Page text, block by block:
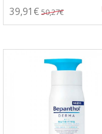
39,91€ 50,27€